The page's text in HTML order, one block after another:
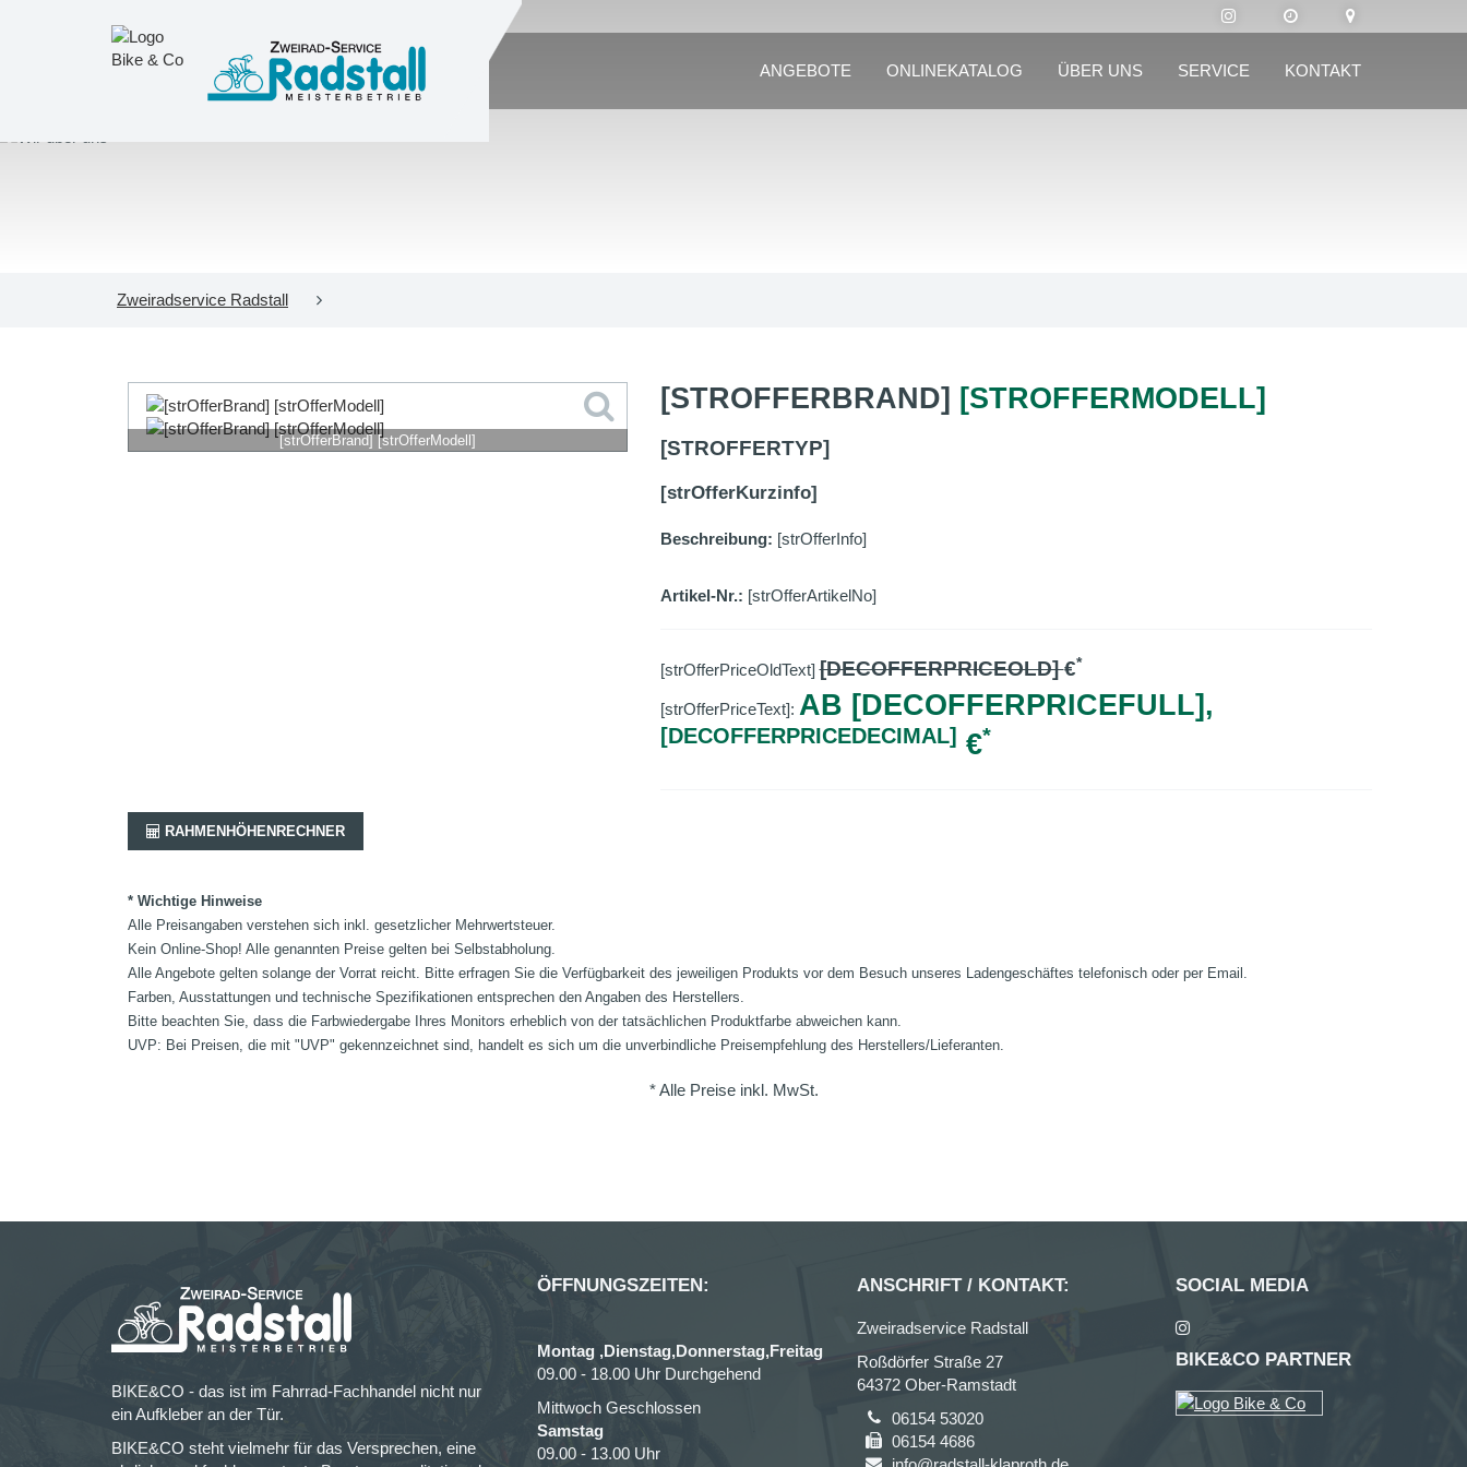
ANGEBOTE ONLINEKATALOG ÜBER UNS SERVICE KONTAKT
Zweiradservice Radstall
[strOfferBrand] [strOfferModell]
[STROFFERBRAND] [STROFFERMODELL]
[STROFFERTYP]
[strOfferKurzinfo]
Beschreibung: [strOfferInfo]
Artikel-Nr.: [strOfferArtikelNo]
[strOfferPriceOldText][DECOFFERPRICEOLD]€*
[strOfferPriceText]: AB [DECOFFERPRICEFULL],
[DECOFFERPRICEDECIMAL] €*
RAHMENHÖHENRECHNER
* Wichtige Hinweise
Alle Preisangaben verstehen sich inkl. gesetzlicher Mehrwertsteuer.
Kein Online-Shop! Alle genannten Preise gelten bei Selbstabholung.
Alle Angebote gelten solange der Vorrat reicht. Bitte erfragen Sie die Verfügbarkeit des jeweiligen Produkts vor dem Besuch unseres Ladengeschäftes telefonisch oder per Email.
Farben, Ausstattungen und technische Spezifikationen entsprechen den Angaben des Herstellers.
Bitte beachten Sie, dass die Farbwiedergabe Ihres Monitors erheblich von der tatsächlichen Produktfarbe abweichen kann.
UVP: Bei Preisen, die mit "UVP" gekennzeichnet sind, handelt es sich um die unverbindliche Preisempfehlung des Herstellers/Lieferanten.
* Alle Preise inkl. MwSt.
BIKE&CO - das ist im Fahrrad-Fachhandel nicht nur
ein Aufkleber an der Tür.
BIKE&CO steht vielmehr für das Versprechen, eine
ÖFFNUNGSZEITEN:
Montag ,Dienstag,Donnerstag,Freitag
09.00 - 18.00 Uhr Durchgehend
Mittwoch Geschlossen
Samstag
09.00 - 13.00 Uhr
ANSCHRIFT / KONTAKT:
Zweiradservice Radstall
Roßdörfer Straße 27
64372 Ober-Ramstadt
06154 53020
06154 4686
SOCIAL MEDIA
BIKE&CO PARTNER